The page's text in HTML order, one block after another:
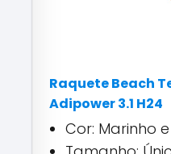
Raquete Beach
Adipower 3.1 H24
Cor: Marinho